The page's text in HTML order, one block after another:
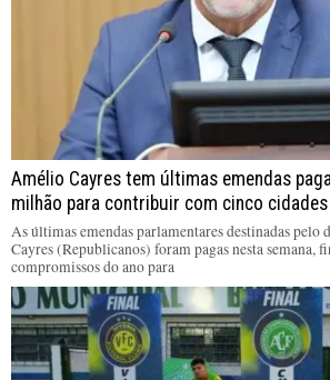
Amélio Cayres tem últimas emendas
milhão para contribuir com cinco
As últimas emendas parlamentares destinadas pelo
Cayres (Republicanos) foram pagas nesta semana,
compromissos do ano para